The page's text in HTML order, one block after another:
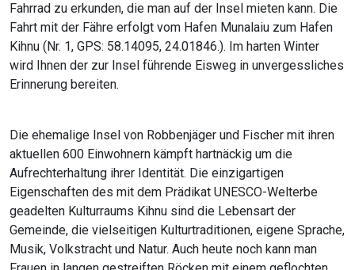
Fahrrad zu erkunden, die man auf der Insel mieten kann. Die
Fahrt mit der Fähre erfolgt vom Hafen Munalaiu zum Hafen
Kihnu (Nr. 1, GPS: 58.14095, 24.01846.). Im harten Winter
wird Ihnen der zur Insel führende Eisweg in unvergessliches
Erinnerung bereiten.
Die ehemalige Insel von Robbenjäger und Fischer mit ihren
aktuellen 600 Einwohnern kämpft hartnäckig um die
Aufrechterhaltung ihrer Identität. Die einzigartigen
Eigenschaften des mit dem Prädikat UNESCO-Welterbe
geadelten Kulturraums Kihnu sind die Lebensart der
Gemeinde, die vielseitigen Kulturtraditionen, eigene Sprache,
Musik, Volkstracht und Natur. Auch heute noch kann man